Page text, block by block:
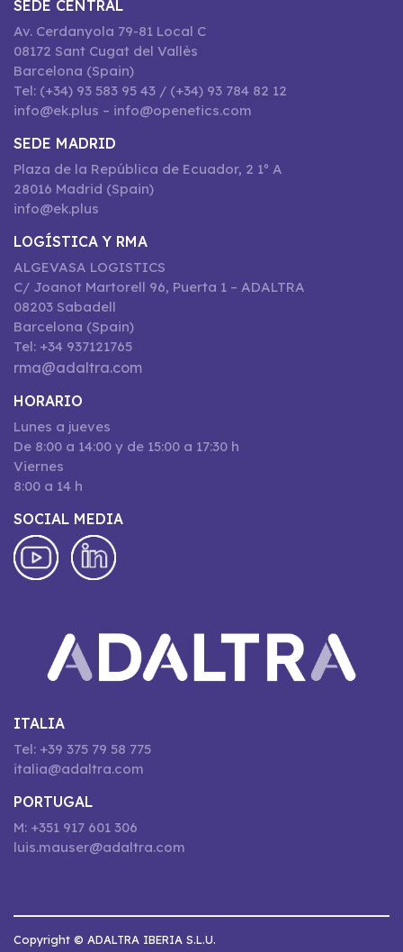
SEDE CENTRAL
Av. Cerdanyola 79-81 Local C
08172 Sant Cugat del Vallès
Barcelona (Spain)
Tel: (+34) 93 583 95 43 / (+34) 93 784 82 12
info@ek.plus – info@openetics.com
SEDE MADRID
Plaza de la República de Ecuador, 2 1º A
28016 Madrid (Spain)
info@ek.plus
LOGÍSTICA Y RMA
ALGEVASA LOGISTICS
C/ Joanot Martorell 96, Puerta 1 – ADALTRA
08203 Sabadell
Barcelona (Spain)
Tel: +34 937121765
rma@adaltra.com
HORARIO
Lunes a jueves
De 8:00 a 14:00 y de 15:00 a 17:30 h
Viernes
8:00 a 14 h
SOCIAL MEDIA
ITALIA
Tel: +39 375 79 58 775
italia@adaltra.com
PORTUGAL
M: +351 917 601 306
luis.mauser@adaltra.com
Copyright © ADALTRA IBERIA S.L.U.